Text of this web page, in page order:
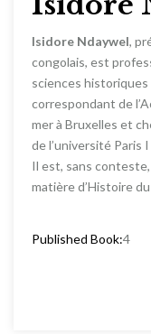
Isidore Ndaywel,
congolais, est
sciences historiques
correspondant de
mer à Bruxelles et
de l’université Paris
Il est, sans
matière d’Histoire
Published Book:4